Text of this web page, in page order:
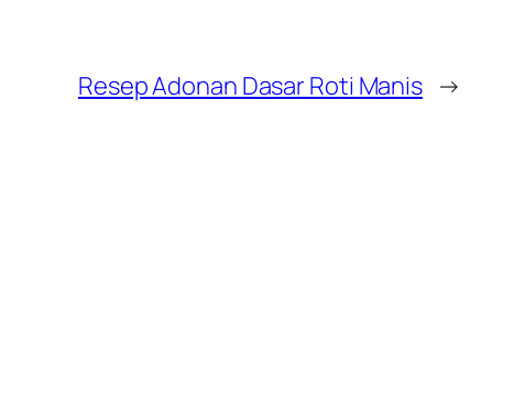
Resep Adonan Dasar Roti Manis →